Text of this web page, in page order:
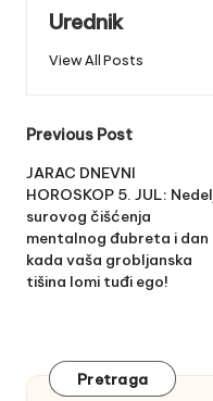
Urednik
View All Posts
Post
navigation
Previous Post
JARAC DNEVNI
HOROSKOP 5. JUL:
surovog čišćenja
mentalnog đubreta i dan
kada vaša grobljanska
tišina lomi tuđi ego!
Pretraga